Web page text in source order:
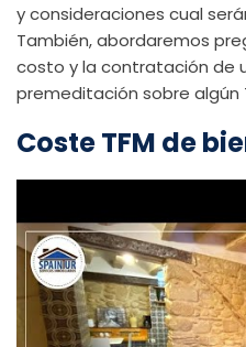
y consideraciones cual
También, abordaremos
costo y la contratación de
premeditación sobre algún
Coste TFM de